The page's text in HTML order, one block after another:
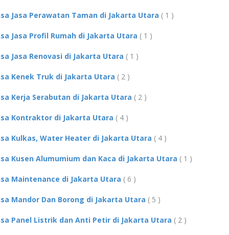
Jasa Perawatan Taman di Jakarta Utara ( 1 )
Jasa Profil Rumah di Jakarta Utara ( 1 )
Jasa Renovasi di Jakarta Utara ( 1 )
Kenek Truk di Jakarta Utara ( 2 )
Kerja Serabutan di Jakarta Utara ( 2 )
Kontraktor di Jakarta Utara ( 4 )
Kulkas, Water Heater di Jakarta Utara ( 4 )
Kusen Alumumium dan Kaca di Jakarta Utara ( 1 )
Maintenance di Jakarta Utara ( 6 )
Mandor Dan Borong di Jakarta Utara ( 5 )
Panel Listrik dan Anti Petir di Jakarta Utara ( 2 )